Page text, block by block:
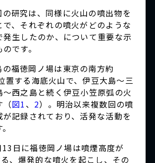
研究は、同様に火山の噴出物を
、それぞれの噴火がどのような
発生したのか、について重要な示
です。
福徳岡ノ場は東京の南方約
する海底火山で、伊豆大島～三
西之島と続く伊豆小笠原弧の火
（図1 、 2）。明治以来複数回の噴
記録されており、活発な活動を
日に福徳岡ノ場は噴煙高度が
、爆発的な噴火を起こし、その